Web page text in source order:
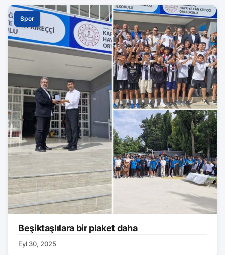
Spor
Beşiktaşlılara bir plaket daha
Eyl 30, 2025